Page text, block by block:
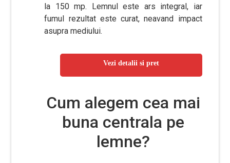
la 150 mp. Lemnul este ars integral, iar
fumul rezultat este curat, neavand impact
asupra mediului.
Vezi detalii si pret
Cum alegem cea mai
buna centrala pe
lemne?